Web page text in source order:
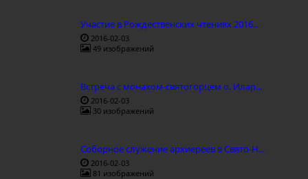
Участие в Рождественских чтениях 2016...
2016-02-03
49 изображений
Встреча с монахом-святогорцем о. Илар...
2016-02-03
30 изображений
Соборное служение архиереев в Свято-Н...
2016-02-03
81 изображений